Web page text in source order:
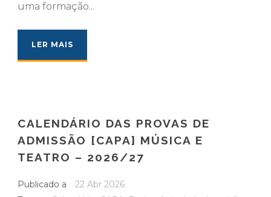
uma formação...
LER MAIS
CALENDÁRIO DAS PROVAS DE
ADMISSÃO [CAPA] MÚSICA E
TEATRO – 2026/27
Publicado a
22 Abr 2026